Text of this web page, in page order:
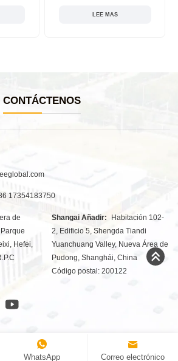
LEE MAS
CONTÁCTENOS
17354183750
de
Hefei,
Shangai Añadir:
Habitación 102-
2, Edificio 5, Shengda Tiandi
Yuanchuang Valley, Nueva Área de
Pudong, Shanghái, China
Código postal: 200122
WhatsApp Correo electrónico